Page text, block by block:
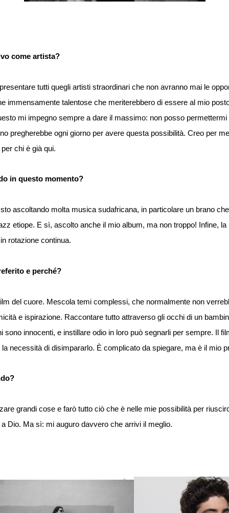
come artista?
tutti quegli artisti straordinari che non avranno mai le
immensamente talentose che meriterebbero di essere al mio
mi impegno sempre a dare il massimo: non posso
pregherebbe ogni giorno per avere questa possibilità. Creo per
chi è già qui.
in questo momento?
ascoltando molta musica sudafricana, in particolare un brano
etiope. E sì, ascolto anche il mio album, ma non troppo! Infine,
rotazione continua.
e perché?
del cuore. Mescola temi complessi, che normalmente non
e ispirazione. Raccontare tutto attraverso gli occhi di un
sono innocenti, e instillare odio in loro può segnarli per sempre. Il
la necessità di disimpararlo. È complicato da spiegare, ma è il mio
grandi cose e farò tutto ciò che è nelle mie possibilità per
a Dio. Ma sì: mi auguro davvero che arrivi il meglio.